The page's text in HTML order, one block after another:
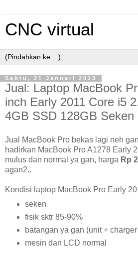
CNC virtual
Sabtu, 21 Januari 2023
Jual: Laptop MacBook
inch Early 2011 Core i5
4GB SSD 128GB Seken
Jual MacBook Pro bekas lagi neh
hadirkan MacBook Pro A1278 Early
mulus dan normal ya gan, harga Rp
agan2..
Kondisi laptop MacBook Pro Early
seken
fisik sktr 85-90%
batangan ya gan (unit +
mesin dan LCD normal